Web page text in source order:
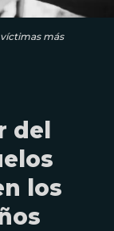
más
del
los